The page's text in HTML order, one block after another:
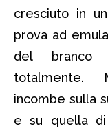
cresciuto in
prova ad
del branco
totalmente.
incombe sulla
e su quella